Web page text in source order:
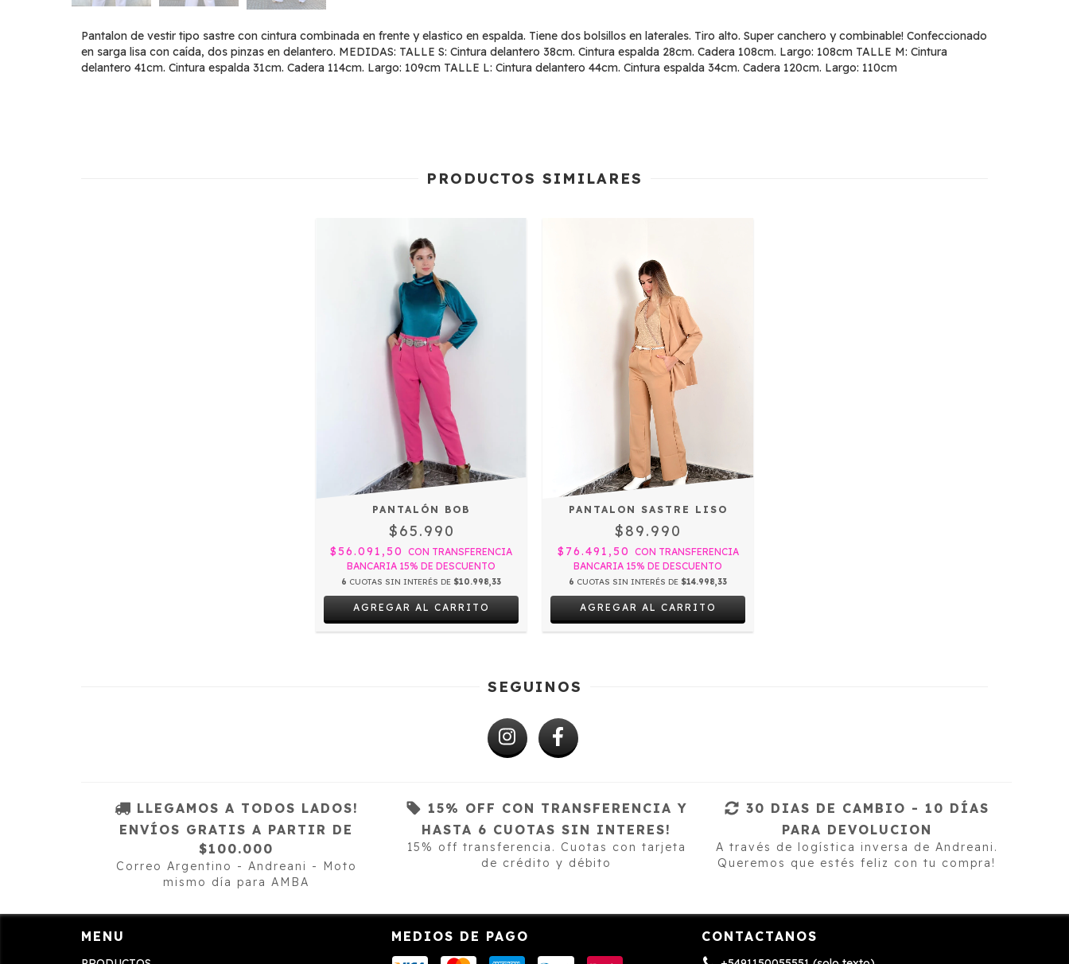
Pantalon de vestir tipo sastre con cintura combinada en frente y elastico en espalda. Tiene dos bolsillos en laterales. Tiro alto. Super canchero y combinable! Confeccionado
en sarga lisa con caída, dos pinzas en delantero. MEDIDAS: TALLE S: Cintura delantero 38cm. Cintura espalda 28cm. Cadera 108cm. Largo: 108cm TALLE M: Cintura
delantero 41cm. Cintura espalda 31cm. Cadera 114cm. Largo: 109cm TALLE L: Cintura delantero 44cm. Cintura espalda 34cm. Cadera 120cm. Largo: 110cm
PRODUCTOS SIMILARES
PANTALÓN BOB
$65.990
$56.091,50 CON TRANSFERENCIA
BANCARIA 15% DE DESCUENTO
6 CUOTAS SIN INTERÉS DE $10.998,33
AGREGAR AL CARRITO
PANTALON SASTRE LISO
$89.990
$76.491,50 CON TRANSFERENCIA
BANCARIA 15% DE DESCUENTO
6 CUOTAS SIN INTERÉS DE $14.998,33
AGREGAR AL CARRITO
SEGUINOS
LLEGAMOS A TODOS LADOS!
ENVÍOS GRATIS A PARTIR DE
$100.000
Correo Argentino - Andreani - Moto
mismo día para AMBA
15% OFF CON TRANSFERENCIA Y
HASTA 6 CUOTAS SIN INTERES!
15% off transferencia. Cuotas con tarjeta
de crédito y débito
30 DIAS DE CAMBIO - 10 DÍAS
PARA DEVOLUCION
A través de logística inversa de Andreani.
Queremos que estés feliz con tu compra!
MENU MEDIOS DE PAGO CONTACTANOS